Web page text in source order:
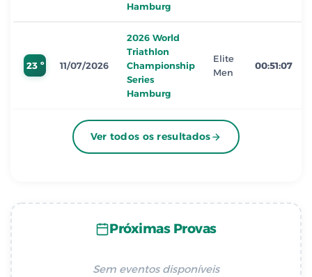
Hamburg
23 º 11/07/2026
2026 World
Triathlon
Championship
Series
Hamburg
Elite
Men
00:51:07
Ver todos os resultados
Próximas Provas
Sem eventos disponíveis